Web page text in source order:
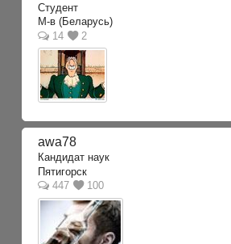
Студент
М-в (Беларусь)
14
2
awa78
Кандидат наук
Пятигорск
447
100